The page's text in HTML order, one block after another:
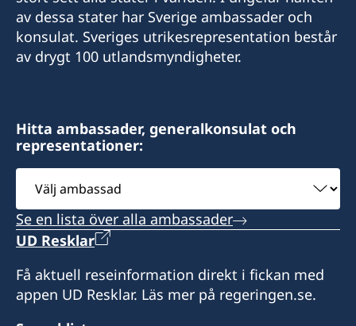
Förfrågningar om möten endast via e-mail
Mr. Hugo Minderhoud
Assistant
Jamilya Bazarova
av dessa stater har Sverige ambassader och
konsulat. Sveriges utrikesrepresentation består
av drygt 100 utlandsmyndigheter.
Hitta ambassader, generalkonsulat och
representationer:
Välj
ambassad
Se en lista över alla ambassader
UD Resklar
Få aktuell reseinformation direkt i fickan med
appen UD Resklar. Läs mer på regeringen.se.